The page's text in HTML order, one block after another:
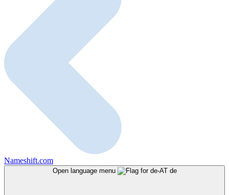
Nameshift.com
Open language menu de